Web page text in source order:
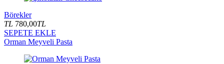
Börekler
TL 780,00TL
SEPETE EKLE
Orman Meyveli Pasta